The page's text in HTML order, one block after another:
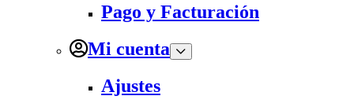
Pago y Facturación
Mi cuenta
Ajustes